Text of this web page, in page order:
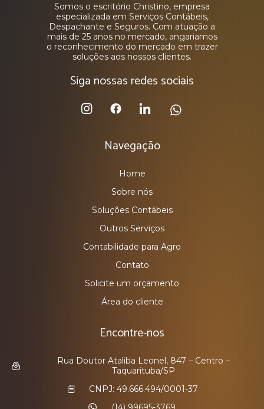
Somos o escritório Christino, empresa
especializada em Serviços Contábeis,
Despachante e Seguros. Com atuação a
mais de 25 anos no mercado, angariamos
o reconhecimento do mercado em trazer
soluções aos nossos clientes.
Siga nossas redes sociais
Navegação
Home
Sobre nós
Soluções Contábeis
Outros Serviços
Contabilidade para Agro
Contato
Solicite um orçamento
Área do cliente
Encontre-nos
Rua Doutor Ataliba Leonel, 847 – Centro –
Taquarituba/SP
CNPJ: 49.666.494/0001-37